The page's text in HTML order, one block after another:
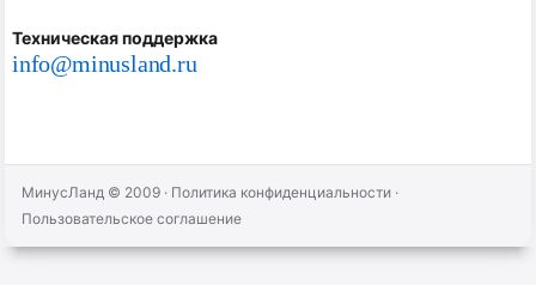
Техническая поддержка
info@minusland.ru
МинусЛанд © 2009 · Политика конфиденциальности ·
Пользовательское соглашение